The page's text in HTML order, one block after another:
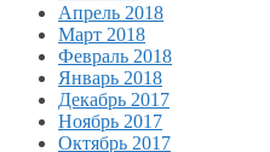
Апрель 2018
Март 2018
Февраль 2018
Январь 2018
Декабрь 2017
Ноябрь 2017
Октябрь 2017